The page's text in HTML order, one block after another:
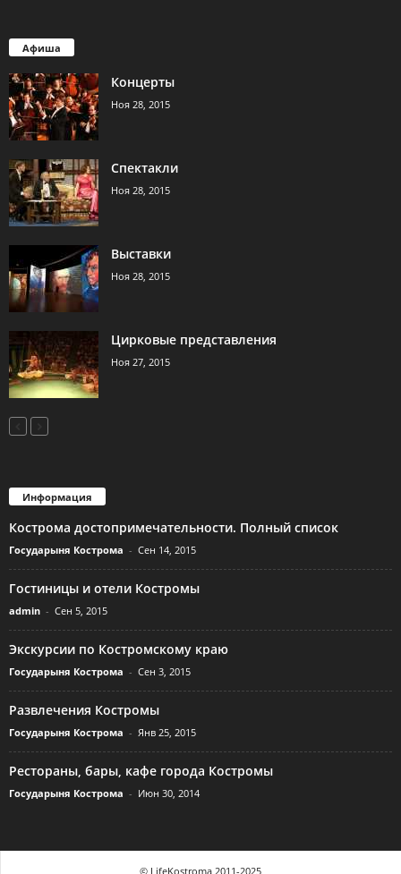
Афиша
Концерты
Ноя 28, 2015
Спектакли
Ноя 28, 2015
Выставки
Ноя 28, 2015
Цирковые представления
Ноя 27, 2015
Информация
Кострома достопримечательности. Полный список
Государыня Кострома - Сен 14, 2015
Гостиницы и отели Костромы
admin - Сен 5, 2015
Экскурсии по Костромскому краю
Государыня Кострома - Сен 3, 2015
Развлечения Костромы
Государыня Кострома - Янв 25, 2015
Рестораны, бары, кафе города Костромы
Государыня Кострома - Июн 30, 2014
© LifeKostroma 2011-2025